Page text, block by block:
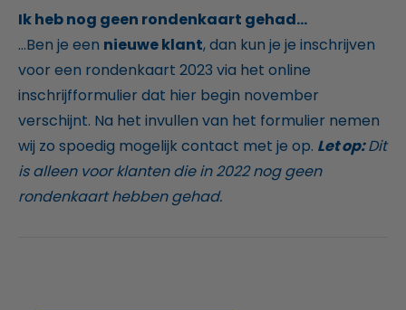
Ik heb nog geen rondenkaart gehad...
...Ben je een nieuwe klant, dan kun je je inschrijven
voor een rondenkaart 2023 via het online
inschrijfformulier dat hier begin november
verschijnt. Na het invullen van het formulier nemen
wij zo spoedig mogelijk contact met je op. Let op:Dit
is alleen voor klanten die in 2022 nog geen
rondenkaart hebben gehad.